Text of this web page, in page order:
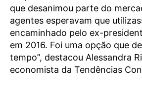
que desanimou parte do
agentes esperavam que
encaminhado pelo ex-
em 2016. Foi uma opção que
tempo”, destacou Alessandra
economista da Tendências